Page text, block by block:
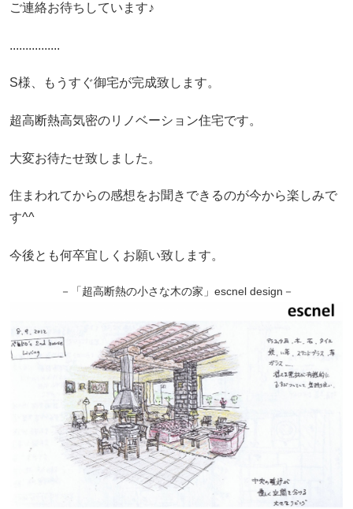
ご連絡お待ちしています♪
................
S様、もうすぐ御宅が完成致します。
超高断熱高気密のリノベーション住宅です。
大変お待たせ致しました。
住まわれてからの感想をお聞きできるのが今から楽しみで
す^^
今後とも何卒宜しくお願い致します。
－「超高断熱の小さな木の家」escnel design－